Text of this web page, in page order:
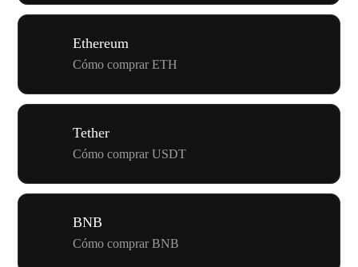
Ethereum
Cómo comprar ETH
Tether
Cómo comprar USDT
BNB
Cómo comprar BNB